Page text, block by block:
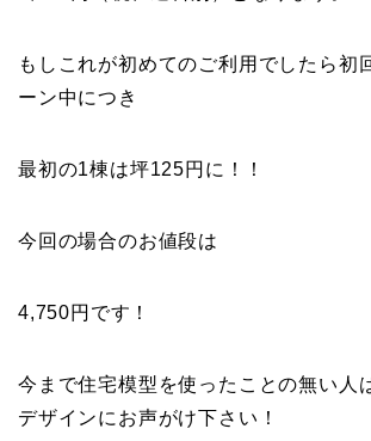
もしこれが初めてのご利用でしたら初
ーン中につき
最初の1棟は坪125円に！！
今回の場合のお値段は
4,750円です！
今まで住宅模型を使ったことの無い人
デザインにお声がけ下さい！